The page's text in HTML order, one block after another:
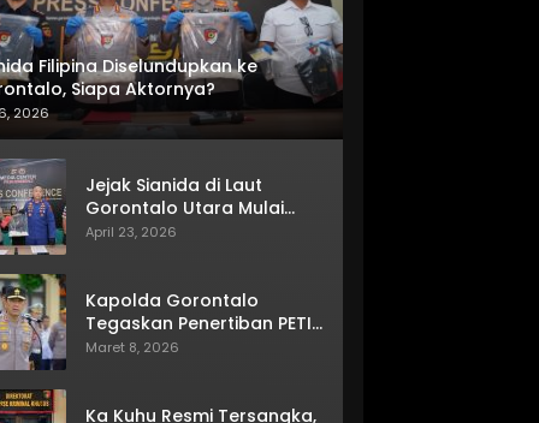
Filipina Diselundupkan ke
Siapa Aktornya?
2026
Jejak Sianida di Laut
Gorontalo Utara Mulai
Terkuak
April 23, 2026
Kapolda Gorontalo
Tegaskan Penertiban PETI
Terus Berjalan
Maret 8, 2026
Ka Kuhu Resmi Tersangka,